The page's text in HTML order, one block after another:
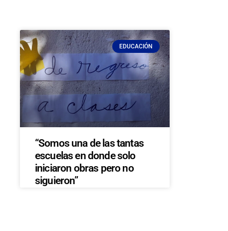
EDUCACIÓN
“Somos una de las tantas
escuelas en donde solo
iniciaron obras pero no
siguieron”